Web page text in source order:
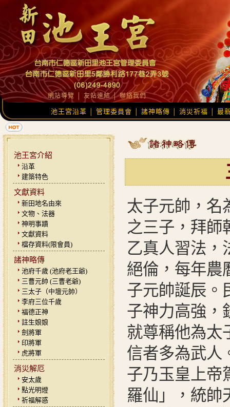
網站導覽 友站連結│聯絡我們
池王宮沿革 管理委員會 諸神略傳 消災祈福 最
池王宮介紹
沿革
建築特色
文獻資料
新田地名由來
文物、法器
神明事蹟
文獻資料
檔存資料(限會員)
諸神略傳
池府千歲 (池府老王爺)
三曹元帥 (三曹老爺)
三太子（中壇元帥）
李府三位千歲
福德正神
註生娘娘
劍將軍
印將軍
虎將軍
消災解厄
安太歲
點光明燈
祈福解惑
太子元帥，名
之三子，拜師
乙真人習法，
絕倫，每年農
子元帥誕辰。
子神力高強，
就尊稱他為太
信者多為武人
子乃玉皇上帝
羅仙」，統帥